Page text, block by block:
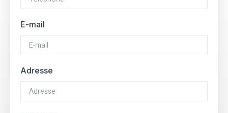
E-mail
Adresse